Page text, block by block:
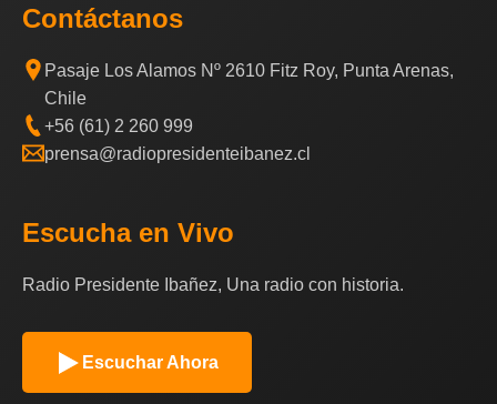
Contáctanos
Pasaje Los Alamos Nº 2610 Fitz Roy, Punta Arenas,
Chile
+56 (61) 2 260 999
prensa@radiopresidenteibanez.cl
Escucha en Vivo
Radio Presidente Ibañez, Una radio con historia.
Escuchar Ahora